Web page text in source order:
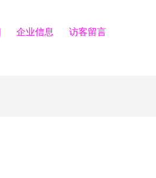
企业信息 访客留言